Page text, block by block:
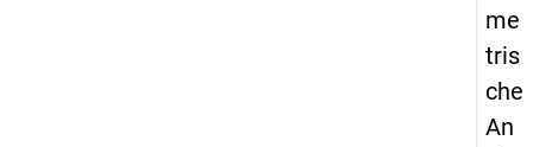
me
tris
che
An